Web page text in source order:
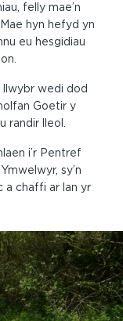
felly mae’n
hyn hefyd yn
eu hesgidiau
llwybr wedi dod
Goetir y
randir lleol.
i’r Pentref
sy’n
a chaffi ar lan yr